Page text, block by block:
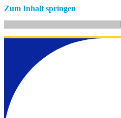
Zum Inhalt springen